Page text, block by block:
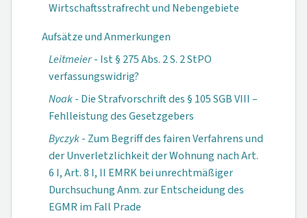
Wirtschaftsstrafrecht und Nebengebiete
Aufsätze und Anmerkungen
Leitmeier- Ist § 275 Abs. 2 S. 2 StPO
verfassungswidrig?
Noak- Die Strafvorschrift des § 105 SGB VIII –
Fehlleistung des Gesetzgebers
Byczyk- Zum Begriff des fairen Verfahrens und
der Unverletzlichkeit der Wohnung nach Art.
6 I, Art. 8 I, II EMRK bei unrechtmäßiger
Durchsuchung Anm. zur Entscheidung des
EGMR im Fall Prade